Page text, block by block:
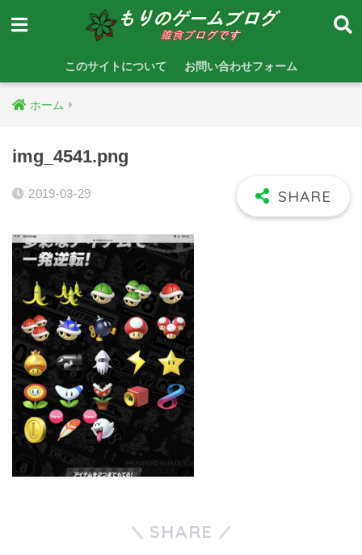
このサイトについて お問い合わせフォーム
ホーム
img_4541.png
2019-03-29
SHARE